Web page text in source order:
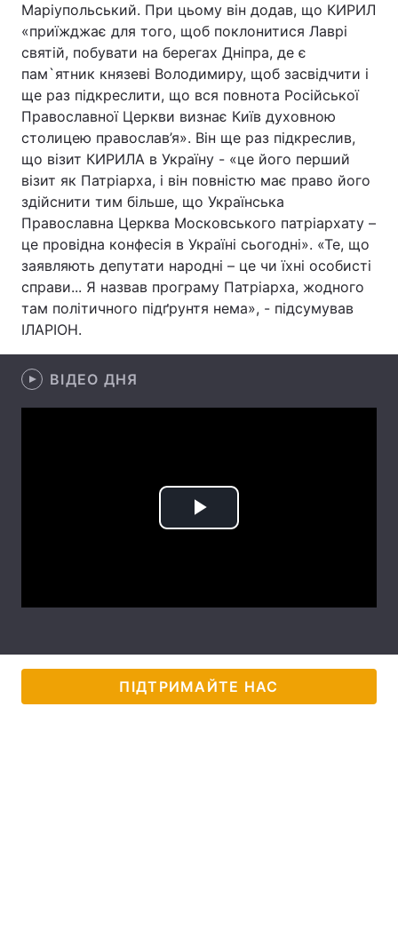
Екологія Регіони
Лонгріди
Відео з Youtube Статті
Інтерв'ю Думки
Контакти
Послуги
Маріупольський. При цьому він додав, що КИРИЛ
«приїжджає для того, щоб поклонитися Лаврі
святій, побувати на берегах Дніпра, де є
пам`ятник князеві Володимиру, щоб засвідчити і
ще раз підкреслити, що вся повнота Російської
Православної Церкви визнає Київ духовною
столицею православ’я». Він ще раз підкреслив,
що візит КИРИЛА в Україну - «це його перший
візит як Патріарха, і він повністю має право його
здійснити тим більше, що Українська
Православна Церква Московського патріархату –
це провідна конфесія в Україні сьогодні». «Те, що
заявляють депутати народні – це чи їхні особисті
справи... Я назвав програму Патріарха, жодного
там політичного підґрунтя нема», - підсумував
ІЛАРІОН.
ВІДЕО ДНЯ
Play
ПІДТРИМАЙТЕ НАС